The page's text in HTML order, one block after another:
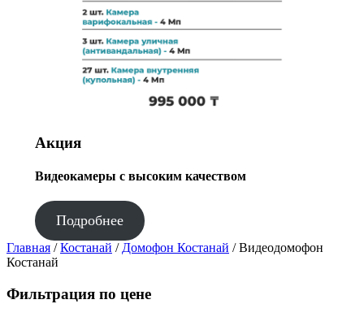
Акция
Видеокамеры с высоким качеством
Подробнее
Главная /Костанай / Домофон Костанай / Видеодомофон
Костанай
Фильтрация по цене